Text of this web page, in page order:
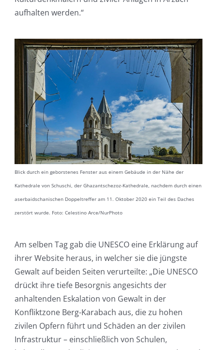
aufhalten werden.“
Blick durch ein geborstenes Fenster aus einem Gebäude in der Nähe der
Kathedrale von Schuschi, der Ghazantschezoz-Kathedrale, nachdem durch einen
aserbaidschanischen Doppeltreffer am 11. Oktober 2020 ein Teil des Daches
zerstört wurde. Foto: Celestino Arce/NurPhoto
Am selben Tag gab die UNESCO eine Erklärung auf
ihrer Website heraus, in welcher sie die jüngste
Gewalt auf beiden Seiten verurteilte: „Die UNESCO
drückt ihre tiefe Besorgnis angesichts der
anhaltenden Eskalation von Gewalt in der
Konfliktzone Berg-Karabach aus, die zu hohen
zivilen Opfern führt und Schäden an der zivilen
Infrastruktur – einschließlich von Schulen,